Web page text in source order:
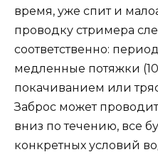
время, уже спит и
проводку стримера
соответственно:
медленные потяжки
покачиванием или
Заброс может
вниз по течению, все
конкретных условий